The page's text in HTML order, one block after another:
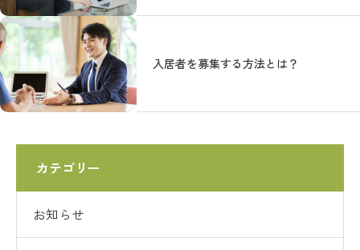
入居者を募集する方法とは？
カテゴリー
お知らせ